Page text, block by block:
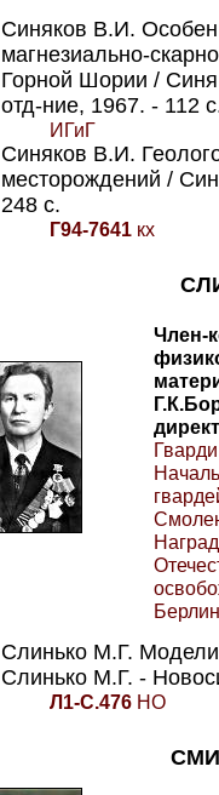
Синяков В.И.
магнезиально-
Горной Шории /
отд-ние, 1967. - 112
ИГиГ
Синяков В.И.
месторождений /
248 с.
Г94-7641кх
Член-
Слинько М.Г.
Слинько М.Г. -
Л1-С.476НО